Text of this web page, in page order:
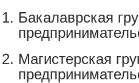
Бакалаврская
Магистерская